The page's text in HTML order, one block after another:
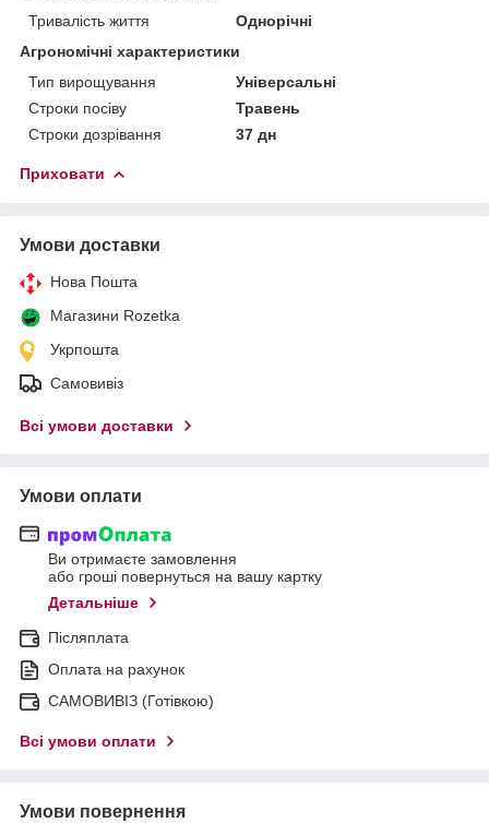
Тривалість життя
Однорічні
Агрономічні характеристики
Тип вирощування
Універсальні
Строки посіву
Травень
Строки дозрівання
37 дн
Приховати
Умови доставки
Нова Пошта
Магазини Rozetka
Укрпошта
Самовивіз
Всі умови доставки
Умови оплати
Ви отримаєте замовлення
або гроші повернуться на вашу картку
Детальніше
Післяплата
Оплата на рахунок
САМОВИВІЗ (Готівкою)
Всі умови оплати
Умови повернення